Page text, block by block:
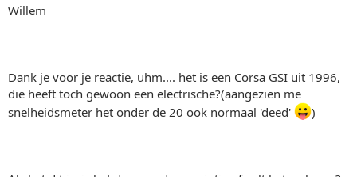
Willem
Dank je voor je reactie, uhm.... het is een Corsa GSI uit 1996,
die heeft toch gewoon een electrische?(aangezien me
snelheidsmeter het onder de 20 ook normaal 'deed'
)